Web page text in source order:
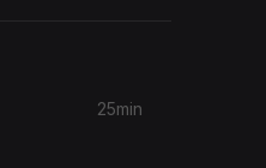
25min